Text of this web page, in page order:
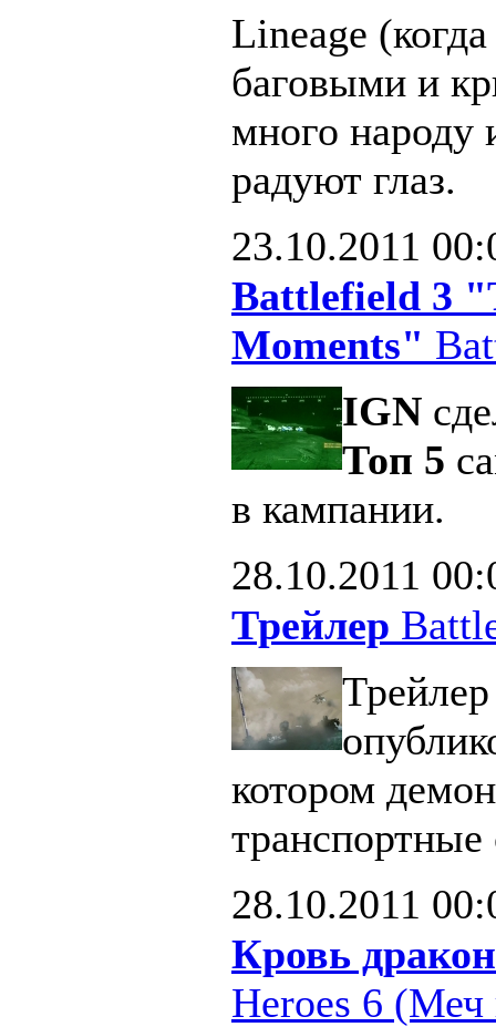
Lineage
баговыми и
много народу
радуют глаз.
23.10.2011
Battlefield 3
Moments"
IGN
Топ 5
в кампании.
28.10.2011
Трейлер
котором
транспортные
28.10.2011
Кровь
Heroes 6 (Меч